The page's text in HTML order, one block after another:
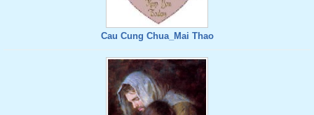
Cau Cung Chua_Mai Thao